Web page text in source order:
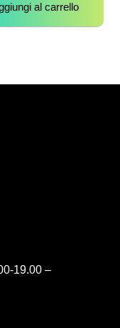
al carrello
19.00 –